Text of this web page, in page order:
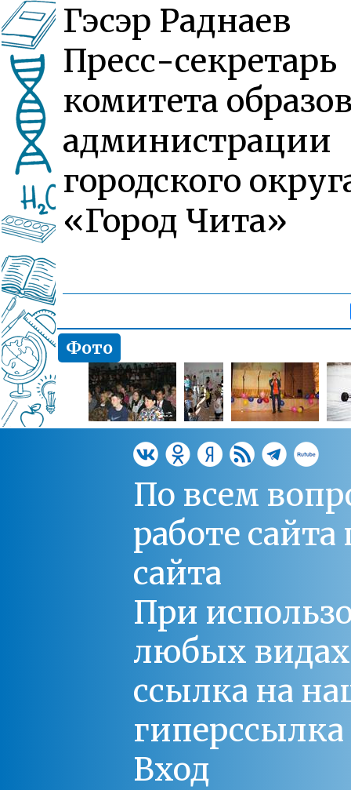
Гэсэр Раднаев
Пресс-секретарь
комитета
администрации
городского
«Город Чита»
Фото
По всем
работе
сайта
При
любых
ссылка на
Вход